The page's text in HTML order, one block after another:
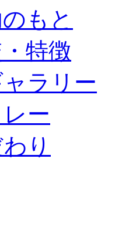
もと
特徴
ラリー
ー
り